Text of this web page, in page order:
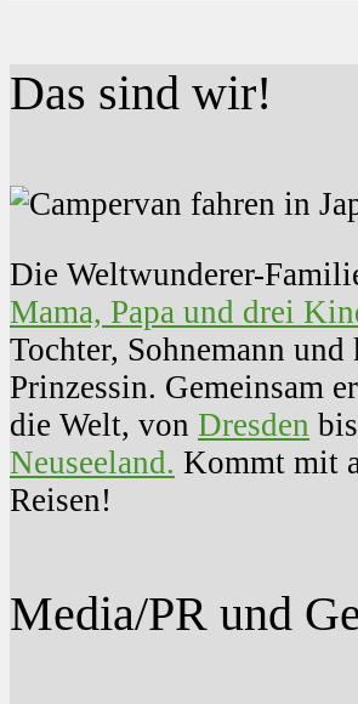
Das sind wir!
Die Weltwunderer-
Mama, Papa und drei
Tochter, Sohnemann und
Prinzessin. Gemeinsam
die Welt, von Dresden
Neuseeland. Kommt mit
Reisen!
Media/PR und